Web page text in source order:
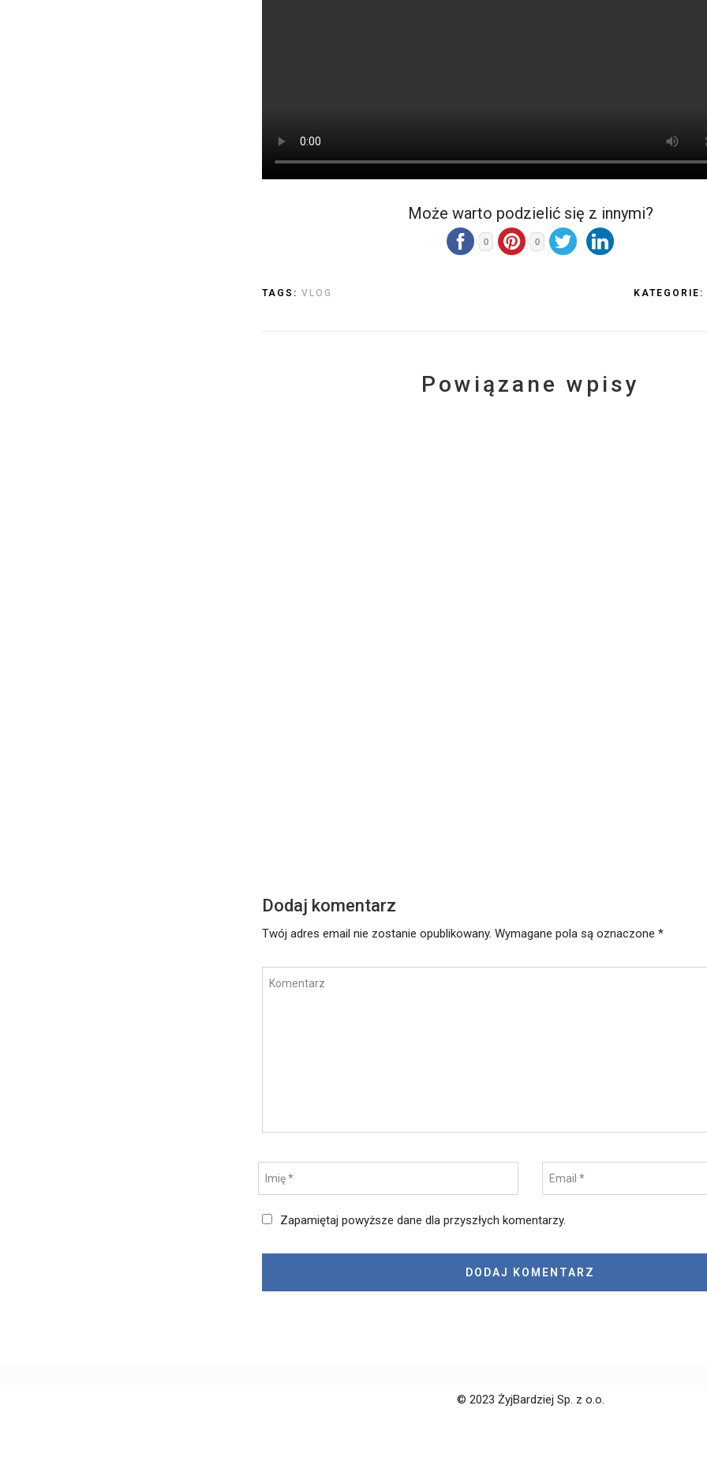
Może warto podzielić się z innymi?
0 0
TAGS: VLOG KATEGORIE:
Powiązane wpisy
Dodaj komentarz
Twój adres email nie zostanie opublikowany. Wymagane pola są oznaczone *
Zapamiętaj powyższe dane dla przyszłych komentarzy.
© 2023 ŻyjBardziej Sp. z o.o.